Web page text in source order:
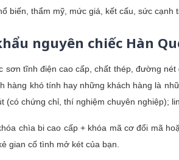
biến, thẩm mỹ, mức giá, kết cấu, sức
nguyên chiếc Hàn
sơn tĩnh điện cao cấp, chất thép, đường
hàng khó tính hay những khách hàng là
(có chứng chỉ, thí nghiệm chuyên nghiệp);
chìa bi cao cấp + khóa mã cơ đổi mã
gian cố tình mở két của bạn.